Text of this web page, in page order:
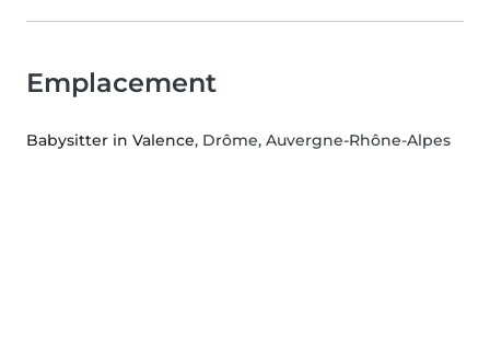
Emplacement
Babysitter in Valence, Drôme, Auvergne-Rhône-Alpes